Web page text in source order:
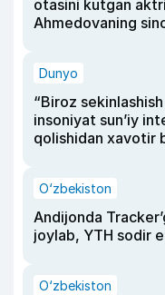
otasini kutgan
Ahmedovaning
Dunyo
“Biroz
insoniyat sun’iy
qolishidan xavotir
O‘zbekiston
Andijonda
joylab, YTH sodir
O‘zbekiston